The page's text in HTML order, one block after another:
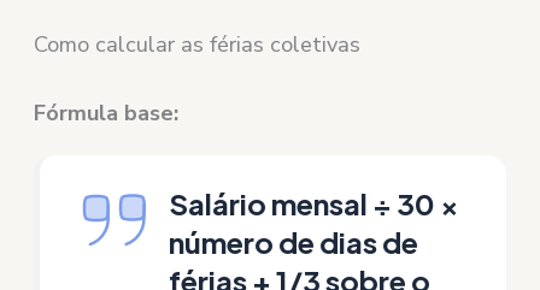
Como calcular as férias coletivas
Fórmula base:
Salário mensal ÷ 30 ×
número de dias de
férias + 1/3 sobre o